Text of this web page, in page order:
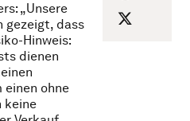
„Unsere
gezeigt, dass
Hinweis:
dienen
einen ohne
keine